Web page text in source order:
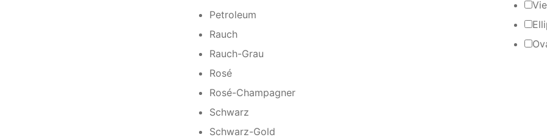
Petroleum
Rauch
Rauch-Grau
Rosé
Rosé-Champagner
Schwarz
Schwarz-Gold